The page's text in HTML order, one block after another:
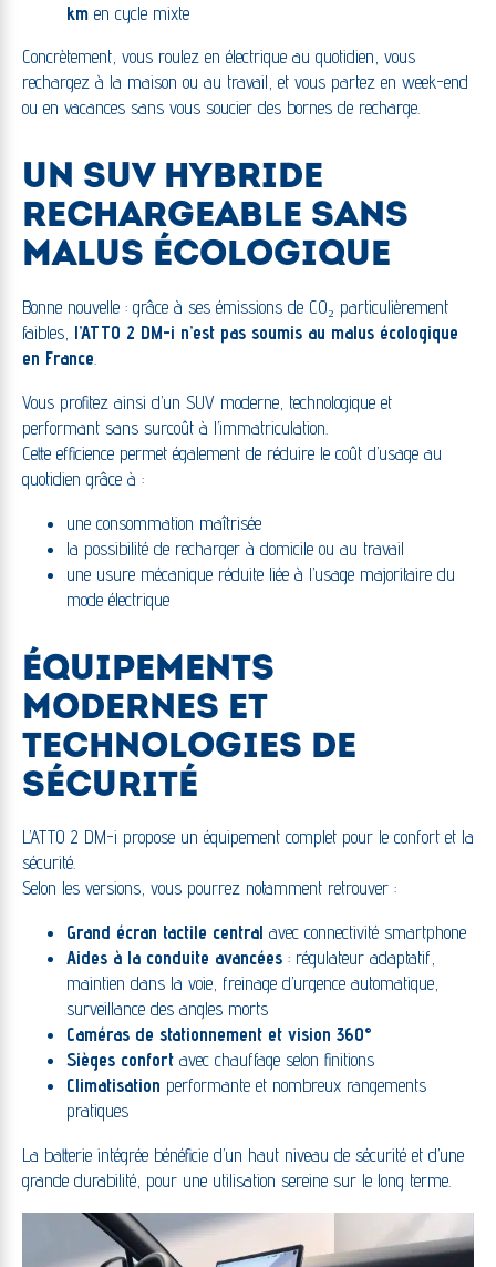
km en cycle mixte
Concrètement, vous roulez en électrique au quotidien, vous
rechargez à la maison ou au travail, et vous partez en week-end
ou en vacances sans vous soucier des bornes de recharge.
UN SUV HYBRIDE
RECHARGEABLE SANS
MALUS ÉCOLOGIQUE
Bonne nouvelle : grâce à ses émissions de CO₂ particulièrement
faibles, l’ATTO 2 DM-i n’est pas soumis au malus écologique
en France.
Vous profitez ainsi d’un SUV moderne, technologique et
performant sans surcoût à l’immatriculation.
Cette efficience permet également de réduire le coût d’usage au
quotidien grâce à :
une consommation maîtrisée
la possibilité de recharger à domicile ou au travail
une usure mécanique réduite liée à l’usage majoritaire du
mode électrique
ÉQUIPEMENTS
MODERNES ET
TECHNOLOGIES DE
SÉCURITÉ
L’ATTO 2 DM-i propose un équipement complet pour le confort et la
sécurité.
Selon les versions, vous pourrez notamment retrouver :
Grand écran tactile central avec connectivité smartphone
Aides à la conduite avancées : régulateur adaptatif,
maintien dans la voie, freinage d’urgence automatique,
surveillance des angles morts
Caméras de stationnement et vision 360°
Sièges confort avec chauffage selon finitions
Climatisation performante et nombreux rangements
pratiques
La batterie intégrée bénéficie d’un haut niveau de sécurité et d’une
grande durabilité, pour une utilisation sereine sur le long terme.